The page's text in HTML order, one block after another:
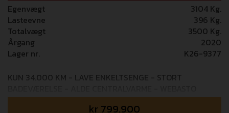
Egenvægt
3104 Kg.
Lasteevne
396 Kg.
Totalvægt
3500 Kg.
Årgang
2020
Lager nr.
K26-9377
KUN 34.000 KM - LAVE ENKELTSENGE - STORT
DIESELFYR - MASSER AF UDSTYR/TILBEHØR Flot og
kr 799.900